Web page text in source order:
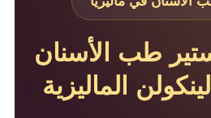
طب الأسنان
الماليزية